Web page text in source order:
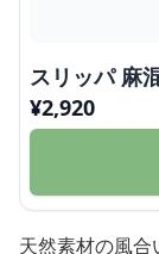
スリッパ 麻
¥2,920
天然素材の風